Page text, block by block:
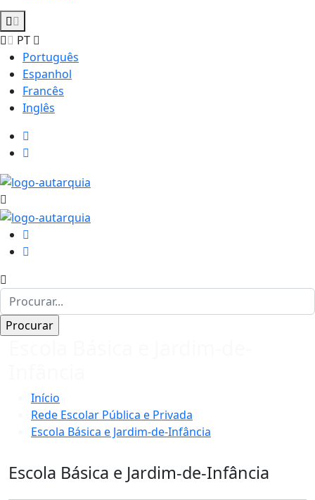
PT
Português
Espanhol
Francês
Inglês
Início
Rede Escolar Pública e Privada
Escola Básica e Jardim-de-Infância
Escola Básica e Jardim-de-Infância